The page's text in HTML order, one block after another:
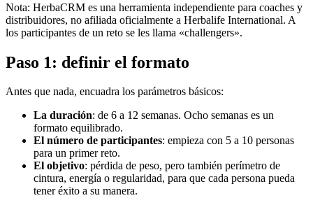
Nota: HerbaCRM es una herramienta independiente para coaches y
distribuidores, no afiliada oficialmente a Herbalife International. A
los participantes de un reto se les llama «challengers».
Paso 1: definir el formato
Antes que nada, encuadra los parámetros básicos:
La duración: de 6 a 12 semanas. Ocho semanas es un
formato equilibrado.
El número de participantes: empieza con 5 a 10 personas
para un primer reto.
El objetivo: pérdida de peso, pero también perímetro de
cintura, energía o regularidad, para que cada persona pueda
tener éxito a su manera.